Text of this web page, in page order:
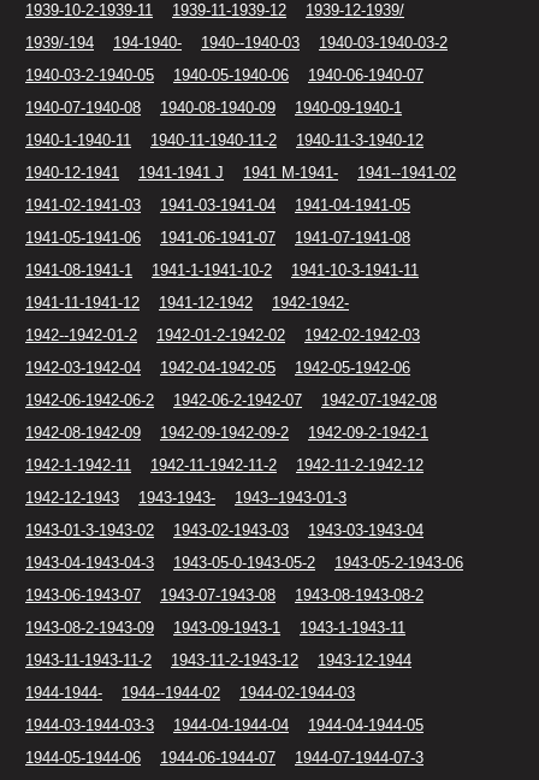
1939-10-2-1939-11
1939-11-1939-12
1939-12-1939/
1939/-194
194-1940- 1940--1940-03
1940-03-1940-03-2
1940-03-2-1940-05
1940-05-1940-06
1940-06-1940-07
1940-07-1940-08
1940-08-1940-09
1940-09-1940-1
1940-1-1940-11
1940-11-1940-11-2
1940-11-3-1940-12
1940-12-1941
1941-1941 J 1941 M-1941-
1941--1941-02
1941-02-1941-03
1941-03-1941-04
1941-04-1941-05
1941-05-1941-06
1941-06-1941-07
1941-07-1941-08
1941-08-1941-1
1941-1-1941-10-2
1941-10-3-1941-11
1941-11-1941-12
1941-12-1942
1942-1942-
1942--1942-01-2
1942-01-2-1942-02
1942-02-1942-03
1942-03-1942-04
1942-04-1942-05
1942-05-1942-06
1942-06-1942-06-2
1942-06-2-1942-07
1942-07-1942-08
1942-08-1942-09
1942-09-1942-09-2
1942-09-2-1942-1
1942-1-1942-11
1942-11-1942-11-2
1942-11-2-1942-12
1942-12-1943
1943-1943-
1943--1943-01-3
1943-01-3-1943-02
1943-02-1943-03
1943-03-1943-04
1943-04-1943-04-3
1943-05-0-1943-05-2
1943-05-2-1943-06
1943-06-1943-07
1943-07-1943-08
1943-08-1943-08-2
1943-08-2-1943-09
1943-09-1943-1
1943-1-1943-11
1943-11-1943-11-2
1943-11-2-1943-12
1943-12-1944
1944-1944-
1944--1944-02
1944-02-1944-03
1944-03-1944-03-3
1944-04-1944-04
1944-04-1944-05
1944-05-1944-06
1944-06-1944-07
1944-07-1944-07-3